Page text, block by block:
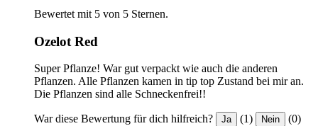
Bewertet mit 5 von 5 Sternen.
Ozelot Red
Super Pflanze! War gut verpackt wie auch die anderen
Pflanzen. Alle Pflanzen kamen in tip top Zustand bei mir an.
Die Pflanzen sind alle Schneckenfrei!!
War diese Bewertung für dich hilfreich? Ja (1) Nein (0)